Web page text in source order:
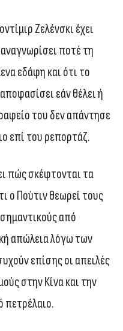
Ζελένσκι έχει
ποτέ τη
εδάφη και ότι το
εάν θέλει ή
του δεν απάντησε
επί του ρεπορτάζ.
πώς σκέφτονται τα
ο Πούτιν θεωρεί τους
από
απώλεια λόγω των
επίσης οι απειλές
στην Κίνα και την
πετρέλαιο.